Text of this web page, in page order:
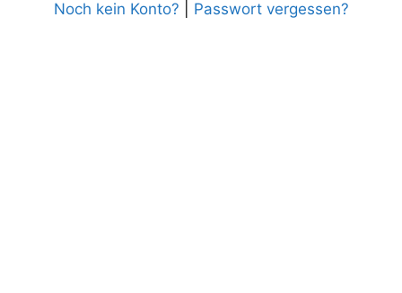
Noch kein Konto? Passwort vergessen?